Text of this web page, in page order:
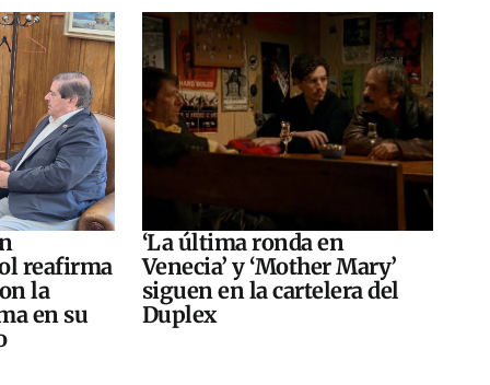
reafirma
la
en su
‘La última ronda en
Venecia’ y ‘Mother Mary’
siguen en la cartelera del
Duplex